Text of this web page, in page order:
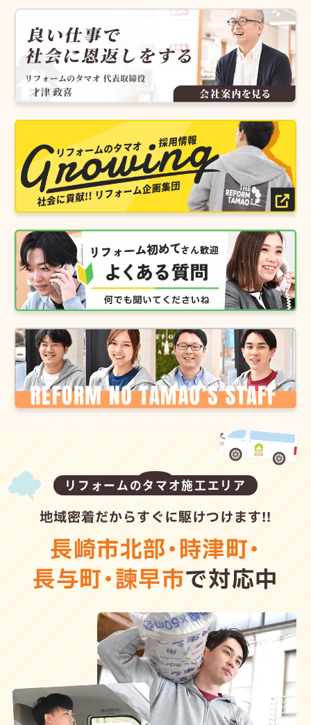
リフォームのタマオ施工エリア
地域密着だからすぐに駆けつけます!!
長崎市北部・時津町・
長与町・諫早市で対応中